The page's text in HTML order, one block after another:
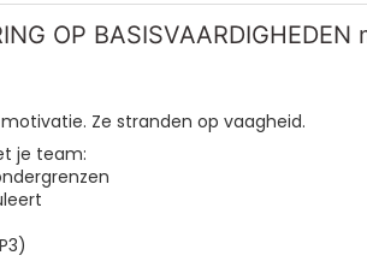
OP BASISVAARDIGHEDEN
Ze stranden op vaagheid.
je team: